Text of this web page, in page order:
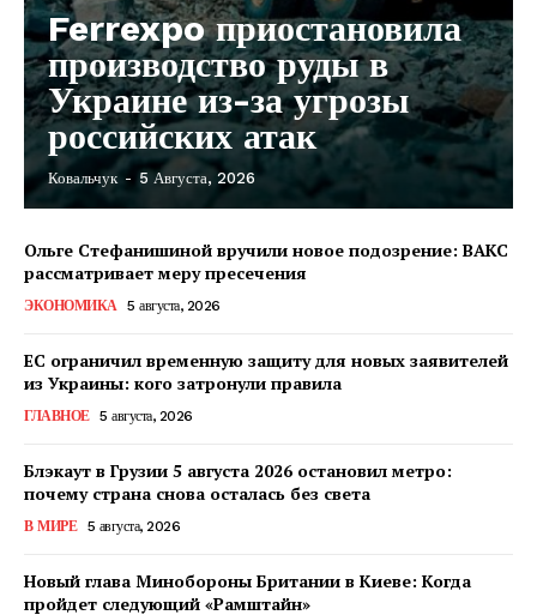
КавПолит
Ferrexpo приостановила
производство руды в
Украине из-за угрозы
российских атак
Ковальчук - 5 Августа, 2026
Ольге Стефанишиной вручили новое подозрение: ВАКС
рассматривает меру пресечения
ЭКОНОМИКА 5 августа, 2026
ЕС ограничил временную защиту для новых заявителей
из Украины: кого затронули правила
ГЛАВНОЕ 5 августа, 2026
Блэкаут в Грузии 5 августа 2026 остановил метро:
почему страна снова осталась без света
В МИРЕ 5 августа, 2026
Новый глава Минобороны Британии в Киеве: Когда
пройдет следующий «Рамштайн»